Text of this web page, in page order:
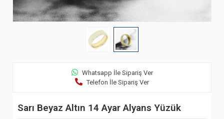
Whatsapp İle Sipariş Ver
Telefon İle Sipariş Ver
Sarı Beyaz Altın 14 Ayar Alyans Yüzük